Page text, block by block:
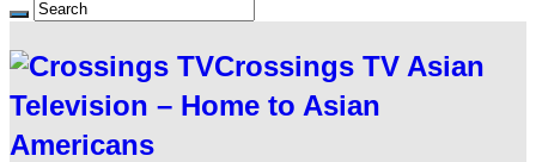
Crossings TV Asian
Television – Home to Asian
Americans